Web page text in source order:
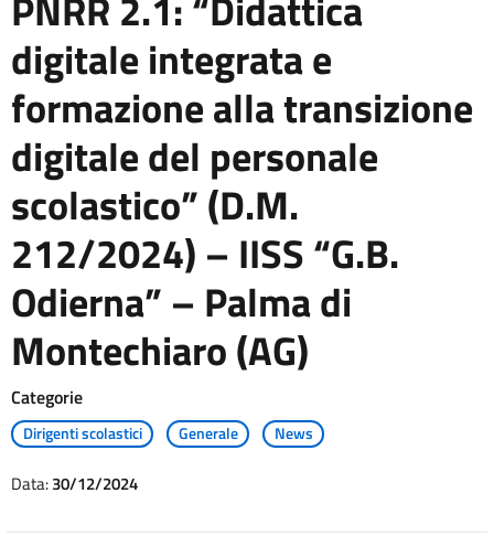
digitale integrata e
formazione alla transizione
digitale del personale
scolastico” (D.M.
212/2024) – IISS “G.B.
Odierna” – Palma di
Montechiaro (AG)
Categorie
Dirigenti scolastici Generale News
Data:30/12/2024